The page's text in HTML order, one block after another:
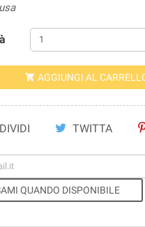
 AGGIUNGI AL
TWITTA
QUANDO DISPONIBILE